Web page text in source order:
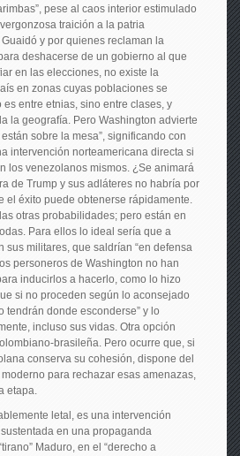
pese al caos interior estimulado
traición a la patria
y por quienes reclaman la
deshacerse de un gobierno al que
en las elecciones, no existe la
en zonas cuyas poblaciones se
entre etnias, sino entre clases, y
la geografía. Pero Washington advierte
sobre la mesa”, significando con
intervención norteamericana directa si
los venezolanos mismos. ¿Se animará
de Trump y sus adláteres no habría por
el éxito puede obtenerse rápidamente.
otras probabilidades; pero están en
Para ellos lo ideal sería que a
sus militares, que saldrían “en defensa
personeros de Washington no han
inducirlos a hacerlo, como lo hizo
si no proceden según lo aconsejado
tendrán donde esconderse” y lo
incluso sus vidas. Otra opción
brasileña. Pero ocurre que, si
conserva su cohesión, dispone del
para rechazar esas amenazas,
etapa.
letal, es una intervención
en una propaganda
Maduro, en el “derecho a